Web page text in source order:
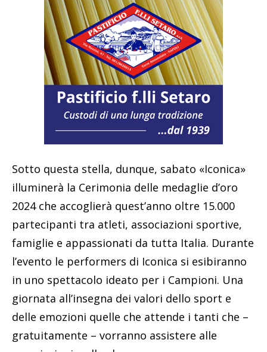
Sotto questa stella, dunque, sabato «Iconica»
illuminerà la Cerimonia delle medaglie d’oro
2024 che accoglierà quest’anno oltre 15.000
partecipanti tra atleti, associazioni sportive,
famiglie e appassionati da tutta Italia. Durante
l’evento le performers di Iconica si esibiranno
in uno spettacolo ideato per i Campioni. Una
giornata all’insegna dei valori dello sport e
delle emozioni quelle che attende i tanti che –
gratuitamente – vorranno assistere alle